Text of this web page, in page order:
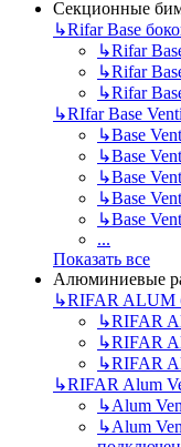
Секционные
↳Rifar Base
↳Rifar
↳Rifar
↳Rifar
↳RIfar Base
↳Base
↳Base
↳Base
↳Base
↳Base
...
Показать все
Алюминиевые
↳RIFAR ALUM
↳RIFAR
↳RIFAR
↳RIFAR
↳RIFAR Alum
↳Alum
↳Alum